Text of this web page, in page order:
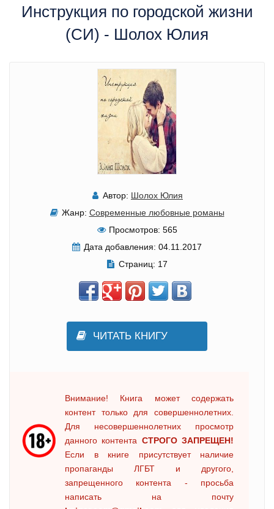
Инструкция по городской жизни
(СИ) - Шолох Юлия
Автор: Шолох Юлия
Жанр: Современные любовные романы
Просмотров: 565
Дата добавления: 04.11.2017
Страниц: 17
ЧИТАТЬ КНИГУ
Внимание! Книга может содержать
контент только для совершеннолетних.
Для несовершеннолетних просмотр
данного контента СТРОГО ЗАПРЕЩЕН!
Если в книге присутствует наличие
пропаганды ЛГБТ и другого,
запрещенного контента - просьба
написать на почту